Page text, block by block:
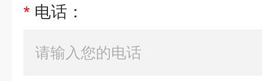
* 电话：